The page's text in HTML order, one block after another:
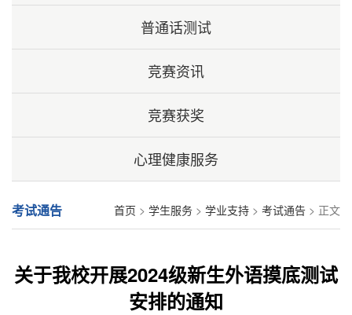
普通话测试
竞赛资讯
竞赛获奖
心理健康服务
考试通告 首页 > 学生服务 > 学业支持 > 考试通告 > 正文
关于我校开展2024级新生外语摸底测试
安排的通知